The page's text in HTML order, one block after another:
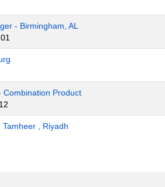
- Birmingham, AL
Combination Product
, Riyadh